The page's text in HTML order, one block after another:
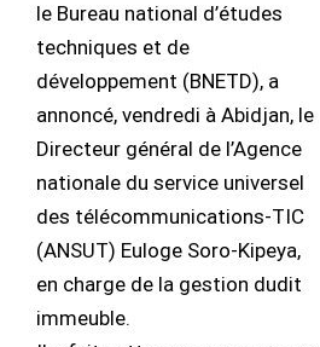
le Bureau national d’études
techniques et de
développement (BNETD), a
annoncé, vendredi à Abidjan, le
Directeur général de l’Agence
nationale du service universel
des télécommunications-TIC
(ANSUT) Euloge Soro-Kipeya,
en charge de la gestion dudit
immeuble.